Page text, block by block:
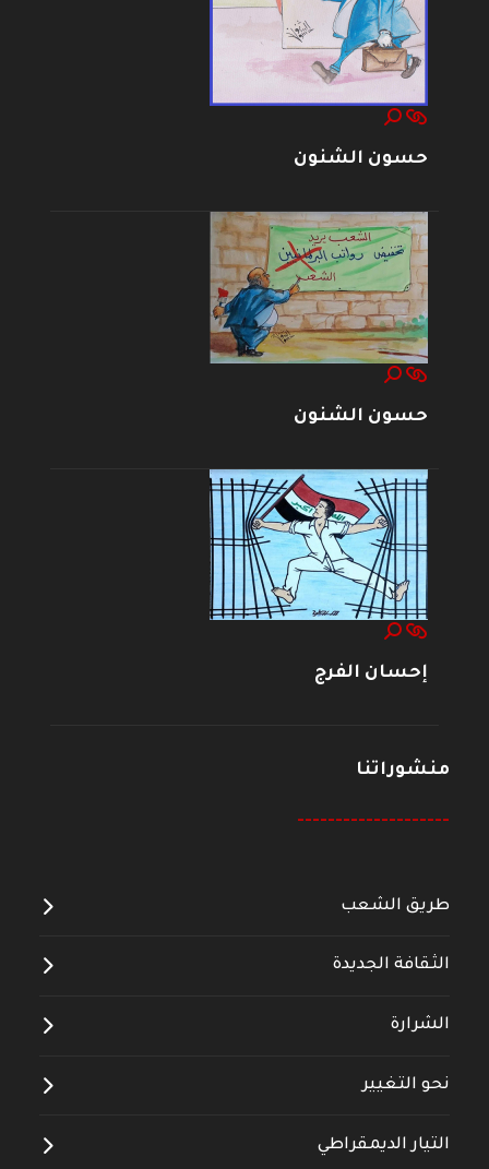
حسون الشنون
حسون الشنون
إحسان الفرج
منشوراتنا
--------------------
طريق الشعب
الثقافة الجديدة
الشرارة
نحو التغيير
التيار الديمقراطي